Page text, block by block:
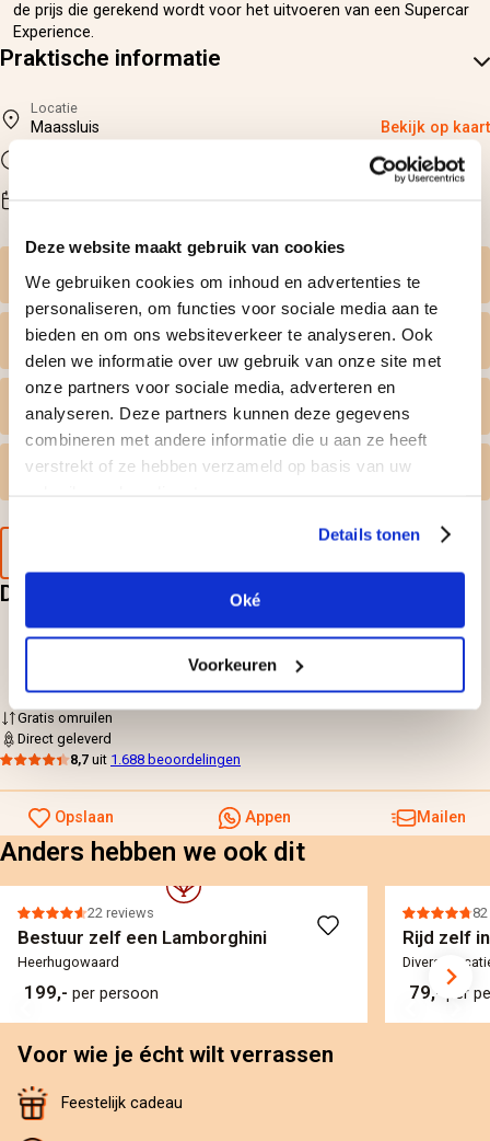
Deze website maakt gebruik van cookies
We gebruiken cookies om inhoud en advertenties te
personaliseren, om functies voor sociale media aan te
bieden en om ons websiteverkeer te analyseren. Ook
delen we informatie over uw gebruik van onze site met
onze partners voor sociale media, adverteren en
analyseren. Deze partners kunnen deze gegevens
combineren met andere informatie die u aan ze heeft
verstrekt of ze hebben verzameld op basis van uw
Details tonen
Oké
Voorkeuren
de prijs die gerekend wordt voor het uitvoeren van een Supercar
Experience.
Praktische informatie
Locatie
Maassluis Bekijk op kaart
Zelf datum kiezen
Wat krijg ik geleverd
Persoonlijk tintje
Gratis omruilen
Deze doen? Leuk cadeau hoor
Rijd in een Lamborghini of Ford
per persoon
Gratis omruilen
Direct geleverd
8,7 uit 1.688 beoordelingen
Opslaan Appen Mailen
Anders hebben we ook dit
22 reviews
Bestuur zelf een Lamborghini
Heerhugowaard
199,- per persoon
Rijd zelf
Diverse
79,- per
Voor wie je écht wilt verrassen
Feestelijk cadeau